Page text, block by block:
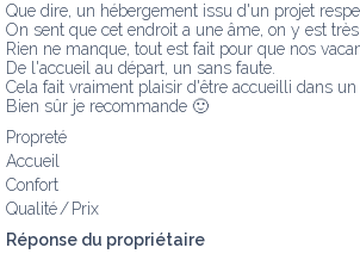
Que dire, un hébergement issu d'un projet
On sent que cet endroit a une âme, on y est très
Rien ne manque, tout est fait pour que nos
De l'accueil au départ, un sans faute.
Cela fait vraiment plaisir d'être accueilli dans un
Bien sûr je recommande 🙂
Propreté
Accueil
Confort
Qualité / Prix
Réponse du propriétaire